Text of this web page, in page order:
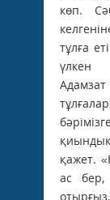
көп.
тұлға
үлкен
қажет.
ас